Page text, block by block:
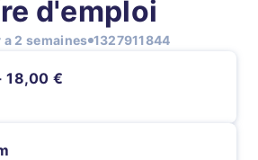
d'emploi
a 2 semaines 1327911844
18,00 €